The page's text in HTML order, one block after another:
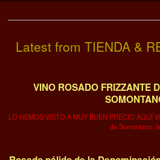
Latest from TIENDA &
VINO ROSADO FRIZZANTE
LO HEMOS VISTO A MUY BUEN PRECIO AQUÍ
de Somontano: la